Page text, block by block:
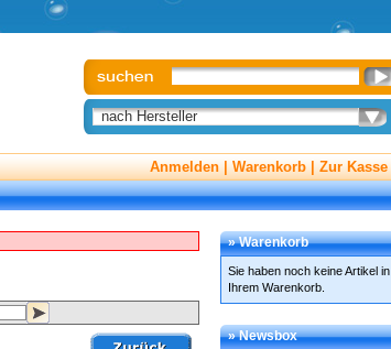
nach Hersteller
Anmelden|Warenkorb|Zur Kasse
» Warenkorb
Sie haben noch keine Artikel in
Ihrem Warenkorb.
» Newsbox